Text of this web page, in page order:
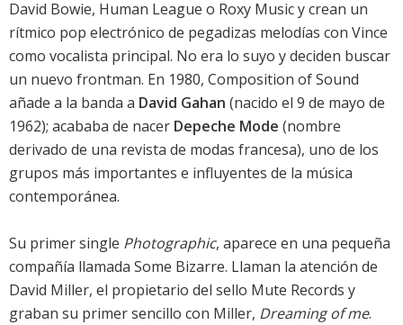
David Bowie, Human League o Roxy Music y crean un
rítmico pop electrónico de pegadizas melodías con Vince
como vocalista principal. No era lo suyo y deciden buscar
un nuevo frontman. En 1980, Composition of Sound
añade a la banda a David Gahan (nacido el 9 de mayo de
1962); acababa de nacer Depeche Mode (nombre
derivado de una revista de modas francesa), uno de los
grupos más importantes e influyentes de la música
contemporánea.
Su primer single Photographic, aparece en una pequeña
compañía llamada Some Bizarre. Llaman la atención de
David Miller, el propietario del sello Mute Records y
graban su primer sencillo con Miller, Dreaming of me.